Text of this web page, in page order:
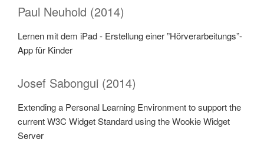
Paul Neuhold (2014)
Lernen mit dem iPad - Erstellung einer ”Hörverarbeitungs”-
App für Kinder
Josef Sabongui (2014)
Extending a Personal Learning Environment to support the
current W3C Widget Standard using the Wookie Widget
Server